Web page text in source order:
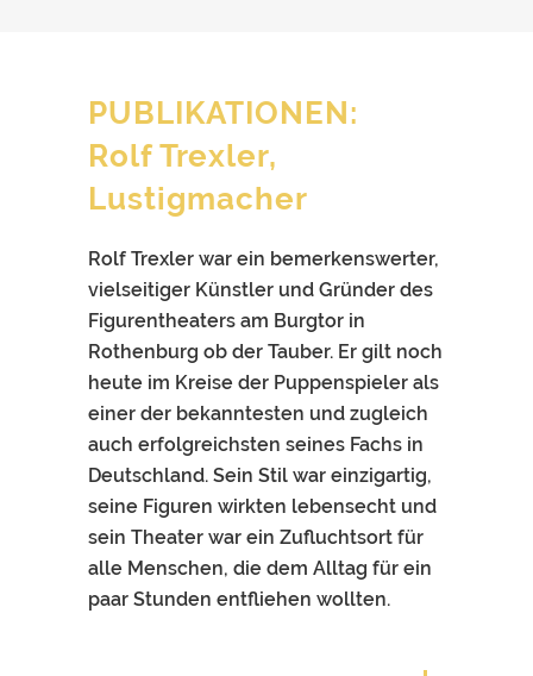
PUBLIKATIONEN:
Rolf Trexler,
Lustigmacher
Rolf Trexler war ein bemerkenswerter,
vielseitiger Künstler und Gründer des
Figurentheaters am Burgtor in
Rothenburg ob der Tauber. Er gilt noch
heute im Kreise der Puppenspieler als
einer der bekanntesten und zugleich
auch erfolgreichsten seines Fachs in
Deutschland. Sein Stil war einzigartig,
seine Figuren wirkten lebensecht und
sein Theater war ein Zufluchtsort für
alle Menschen, die dem Alltag für ein
paar Stunden entfliehen wollten.